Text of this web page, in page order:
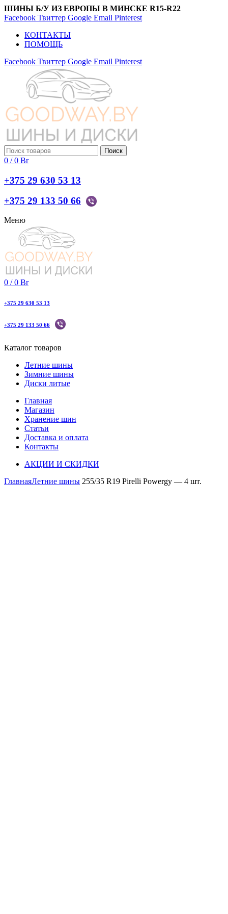
ШИНЫ Б/У ИЗ ЕВРОПЫ В МИНСКЕ R15-R22
Facebook Твиттер Google Email Pinterest
КОНТАКТЫ
ПОМОЩЬ
Facebook Твиттер Google Email Pinterest
Поиск
0 / 0 Br
+375 29 630 53 13
+375 29 133 50 66
Меню
0 / 0 Br
+375 29 630 53 13
+375 29 133 50 66
Каталог товаров
Летние шины
Зимние шины
Диски литые
Главная
Магазин
Хранение шин
Статьи
Доставка и оплата
Контакты
АКЦИИ И СКИДКИ
ГлавнаяЛетние шины 255/35 R19 Pirelli Powergy — 4 шт.